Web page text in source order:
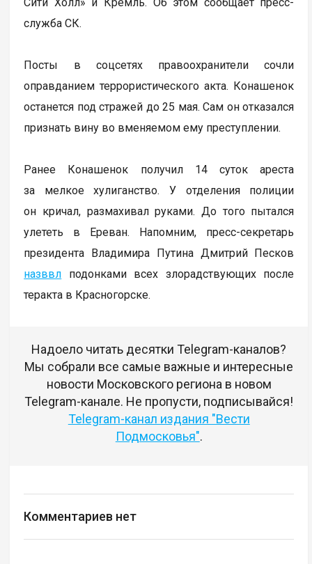
служба СК.
Посты в соцсетях правоохранители сочли
оправданием террористического акта. Конашенок
останется под стражей до 25 мая. Сам он отказался
признать вину во вменяемом ему преступлении.
Ранее Конашенок получил 14 суток ареста
за мелкое хулиганство. У отделения полиции
он кричал, размахивал руками. До того пытался
улететь в Ереван. Напомним, пресс-секретарь
президента Владимира Путина Дмитрий Песков
назввл подонками всех злорадствующих после
теракта в Красногорске.
Надоело читать десятки Telegram-каналов?
Мы собрали все самые важные и интересные
новости Московского региона в новом
Telegram-канале. Не пропусти, подписывайся!
Telegram-канал издания "Вести
Подмосковья".
Комментариев нет